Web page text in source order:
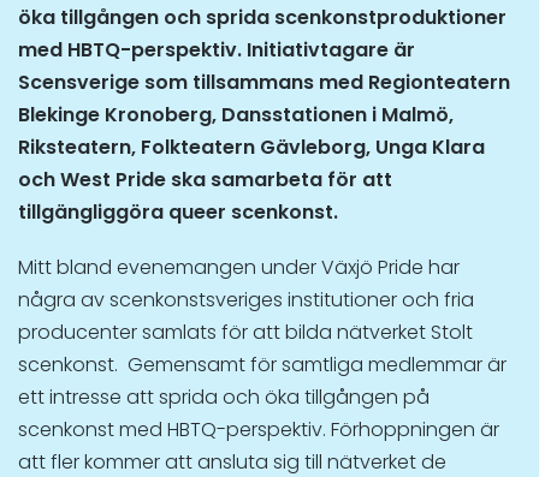
öka tillgången och sprida scenkonstproduktioner
med HBTQ-perspektiv. Initiativtagare är
Scensverige som tillsammans med Regionteatern
Blekinge Kronoberg, Dansstationen i Malmö,
Riksteatern, Folkteatern Gävleborg, Unga Klara
och West Pride ska samarbeta för att
tillgängliggöra queer scenkonst.
Mitt bland evenemangen under Växjö Pride har
några av scenkonstsveriges institutioner och fria
producenter samlats för att bilda nätverket Stolt
scenkonst. Gemensamt för samtliga medlemmar är
ett intresse att sprida och öka tillgången på
scenkonst med HBTQ-perspektiv. Förhoppningen är
att fler kommer att ansluta sig till nätverket de